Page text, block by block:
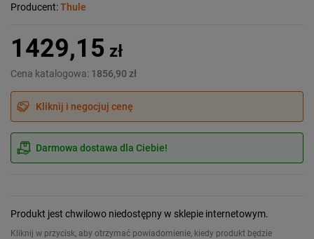
Producent:Thule
1429,15 zł
Cena katalogowa: 1856,90 zł
Kliknij i negocjuj cenę
Darmowa dostawa dla Ciebie!
Produkt jest chwilowo niedostępny w sklepie internetowym.
Kliknij w przycisk, aby otrzymać powiadomienie, kiedy produkt będzie